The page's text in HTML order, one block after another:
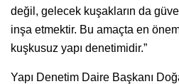
değil, gelecek kuşakların da
inşa etmektir. Bu amaçta en
kuşkusuz yapı denetimidir.”
Yapı Denetim Daire Başkanı